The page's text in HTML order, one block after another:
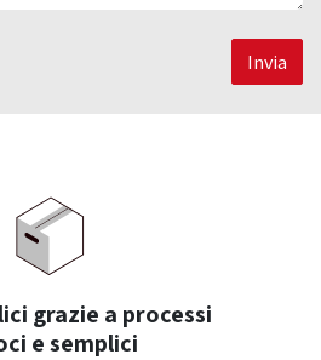
Invia
grazie a processi
e semplici